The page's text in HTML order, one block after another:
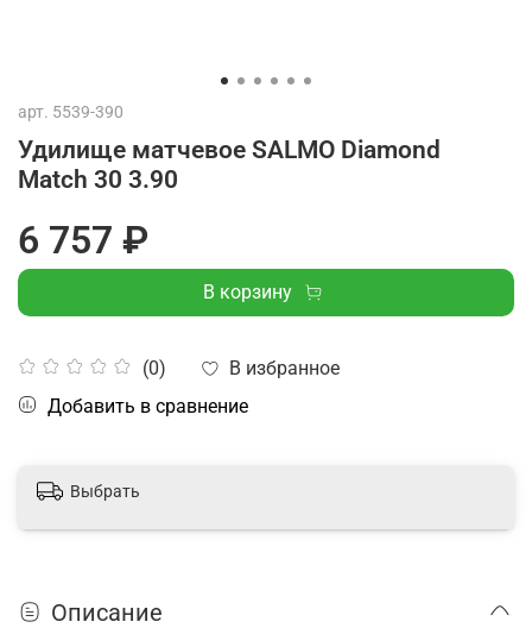
арт. 5539-390
Удилище матчевое SALMO Diamond
Match 30 3.90
(0)
В избранное
Добавить в сравнение
6 757 ₽
В корзину
Выбрать
Описание